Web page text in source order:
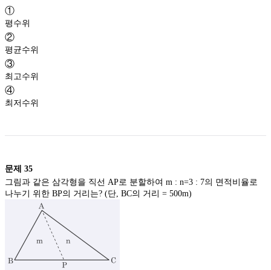
①
평수위
②
평균수위
③
최고수위
④
최저수위
문제 35
그림과 같은 삼각형을 직선 AP로 분할하여 m : n=3 : 7의 면적비율로
나누기 위한 BP의 거리는? (단, BC의 거리 = 500m)